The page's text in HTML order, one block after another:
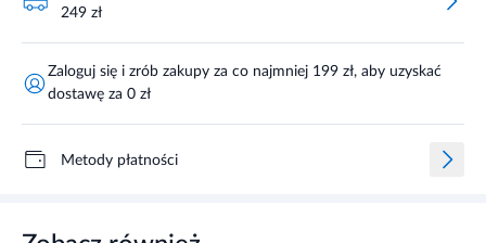
249 zł
Zaloguj się i zrób zakupy za co najmniej 199 zł, aby uzyskać
dostawę za 0 zł
Metody płatności